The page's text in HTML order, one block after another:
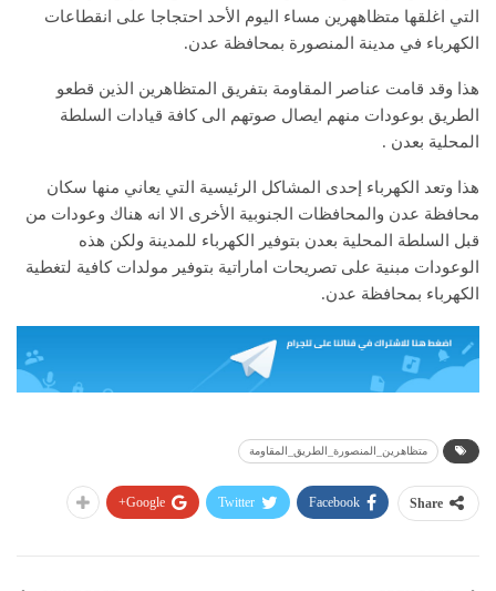
التي اغلقها متظاههرين مساء اليوم الأحد احتجاجا على انقطاعات
الكهرباء في مدينة المنصورة بمحافظة عدن.
هذا وقد قامت عناصر المقاومة بتفريق المتظاهرين الذين قطعو
الطريق بوعودات منهم ايصال صوتهم الى كافة قيادات السلطة
المحلية بعدن .
هذا وتعد الكهرباء إحدى المشاكل الرئيسية التي يعاني منها سكان
محافظة عدن والمحافظات الجنوبية الأخرى الا انه هناك وعودات من
قبل السلطة المحلية بعدن بتوفير الكهرباء للمدينة ولكن هذه
الوعودات مبنية على تصريحات اماراتية بتوفير مولدات كافية لتغطية
الكهرباء بمحافظة عدن.
متظاهرين_المنصورة_الطريق_المقاومة
Share
Facebook
Twitter
Google+